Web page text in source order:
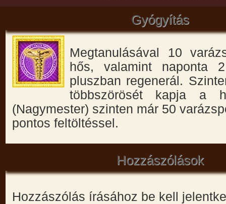
Gyógyítás
Megtanulásával 10
hős, valamint naponta
pluszban regenerál.
többszörösét kapja a
(Nagymester) szinten már 50
pontos feltöltéssel.
Hozzászólások
Hozzászólás írásához be kell